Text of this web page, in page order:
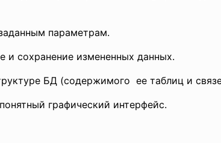
параметрам.
и сохранение измененных данных.
БД (содержимого ее таблиц и
графический интерфейс.